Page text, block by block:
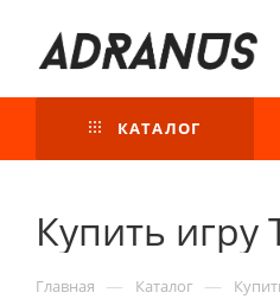
КАТАЛОГ
Купить игру
Главная — Каталог —